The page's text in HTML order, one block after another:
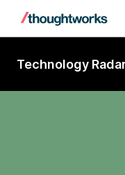
Technology